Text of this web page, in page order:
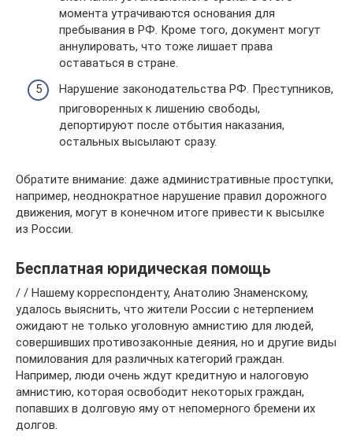
момента утрачиваются основания для
пребывания в РФ. Кроме того, документ могут
аннулировать, что тоже лишает права
оставаться в стране.
Нарушение законодательства РФ. Преступников,
приговоренных к лишению свободы,
депортируют после отбытия наказания,
остальных высылают сразу.
Обратите внимание: даже административные проступки,
например, неоднократное нарушение правил дорожного
движения, могут в конечном итоге привести к высылке
из России.
Бесплатная юридическая помощь
/ / Нашему корреспонденту, Анатолию Знаменскому,
удалось выяснить, что жители России с нетерпением
ожидают не только уголовную амнистию для людей,
совершивших противозаконные деяния, но и другие виды
помилования для различных категорий граждан.
Например, люди очень ждут кредитную и налоговую
амнистию, которая освободит некоторых граждан,
попавших в долговую яму от непомерного бремени их
долгов.